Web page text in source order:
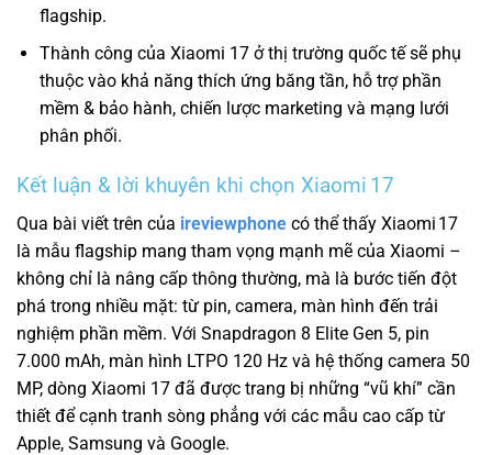
flagship.
Thành công của Xiaomi 17 ở thị trường quốc tế sẽ phụ
thuộc vào khả năng thích ứng băng tần, hỗ trợ phần
mềm & bảo hành, chiến lược marketing và mạng lưới
phân phối.
Kết luận & lời khuyên khi chọn Xiaomi 17
Qua bài viết trên của ireviewphone có thể thấy Xiaomi 17
là mẫu flagship mang tham vọng mạnh mẽ của Xiaomi –
không chỉ là nâng cấp thông thường, mà là bước tiến đột
phá trong nhiều mặt: từ pin, camera, màn hình đến trải
nghiệm phần mềm. Với Snapdragon 8 Elite Gen 5, pin
7.000 mAh, màn hình LTPO 120 Hz và hệ thống camera 50
MP, dòng Xiaomi 17 đã được trang bị những “vũ khí” cần
thiết để cạnh tranh sòng phẳng với các mẫu cao cấp từ
Apple, Samsung và Google.